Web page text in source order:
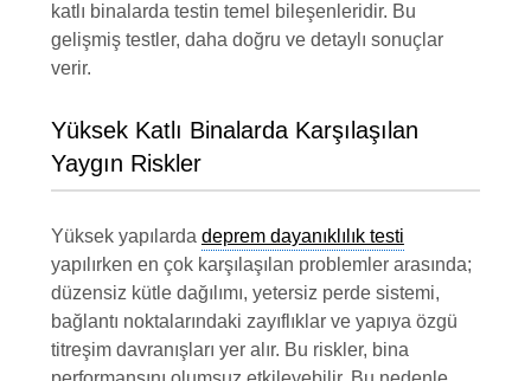
katlı binalarda testin temel bileşenleridir. Bu
gelişmiş testler, daha doğru ve detaylı sonuçlar
verir.
Yüksek Katlı Binalarda Karşılaşılan
Yaygın Riskler
Yüksek yapılarda deprem dayanıklılık testi
yapılırken en çok karşılaşılan problemler arasında;
düzensiz kütle dağılımı, yetersiz perde sistemi,
bağlantı noktalarındaki zayıflıklar ve yapıya özgü
titreşim davranışları yer alır. Bu riskler, bina